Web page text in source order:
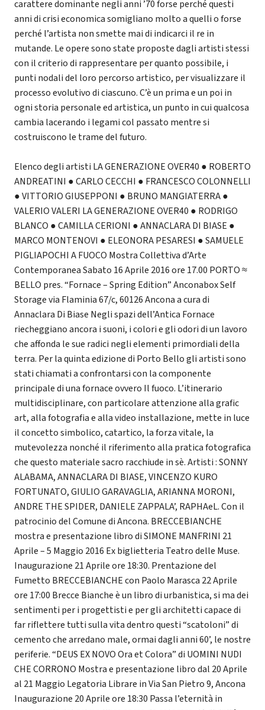
carattere dominante negli anni ’70 forse perché questi
anni di crisi economica somigliano molto a quelli o forse
perché l’artista non smette mai di indicarci il re in
mutande. Le opere sono state proposte dagli artisti stessi
con il criterio di rappresentare per quanto possibile, i
punti nodali del loro percorso artistico, per visualizzare il
processo evolutivo di ciascuno. C’è un prima e un poi in
ogni storia personale ed artistica, un punto in cui qualcosa
cambia lacerando i legami col passato mentre si
costruiscono le trame del futuro.
Elenco degli artisti LA GENERAZIONE OVER40 ● ROBERTO
ANDREATINI ● CARLO CECCHI ● FRANCESCO COLONNELLI
● VITTORIO GIUSEPPONI ● BRUNO MANGIATERRA ●
VALERIO VALERI LA GENERAZIONE OVER40 ● RODRIGO
BLANCO ● CAMILLA CERIONI ● ANNACLARA DI BIASE ●
MARCO MONTENOVI ● ELEONORA PESARESI ● SAMUELE
PIGLIAPOCHI A FUOCO Mostra Collettiva d’Arte
Contemporanea Sabato 16 Aprile 2016 ore 17.00 PORTO ≈
BELLO pres. “Fornace – Spring Edition” Anconabox Self
Storage via Flaminia 67/c, 60126 Ancona a cura di
Annaclara Di Biase Negli spazi dell’Antica Fornace
riecheggiano ancora i suoni, i colori e gli odori di un lavoro
che affonda le sue radici negli elementi primordiali della
terra. Per la quinta edizione di Porto Bello gli artisti sono
stati chiamati a confrontarsi con la componente
principale di una fornace ovvero Il fuoco. L’itinerario
multidisciplinare, con particolare attenzione alla grafic
art, alla fotografia e alla video installazione, mette in luce
il concetto simbolico, catartico, la forza vitale, la
mutevolezza nonché il riferimento alla pratica fotografica
che questo materiale sacro racchiude in sè. Artisti : SONNY
ALABAMA, ANNACLARA DI BIASE, VINCENZO KURO
FORTUNATO, GIULIO GARAVAGLIA, ARIANNA MORONI,
ANDRE THE SPIDER, DANIELE ZAPPALA’, RAPHAeL. Con il
patrocinio del Comune di Ancona. BRECCEBIANCHE
mostra e presentazione libro di SIMONE MANFRINI 21
Aprile – 5 Maggio 2016 Ex biglietteria Teatro delle Muse.
Inaugurazione 21 Aprile ore 18:30. Prentazione del
Fumetto BRECCEBIANCHE con Paolo Marasca 22 Aprile
ore 17:00 Brecce Bianche è un libro di urbanistica, si ma dei
sentimenti per i progettisti e per gli architetti capace di
far riflettere tutti sulla vita dentro questi “scatoloni” di
cemento che arredano male, ormai dagli anni 60’, le nostre
periferie. “DEUS EX NOVO Ora et Colora” di UOMINI NUDI
CHE CORRONO Mostra e presentazione libro dal 20 Aprile
al 21 Maggio Legatoria Librare in Via San Pietro 9, Ancona
Inaugurazione 20 Aprile ore 18:30 Passa l’eternità in